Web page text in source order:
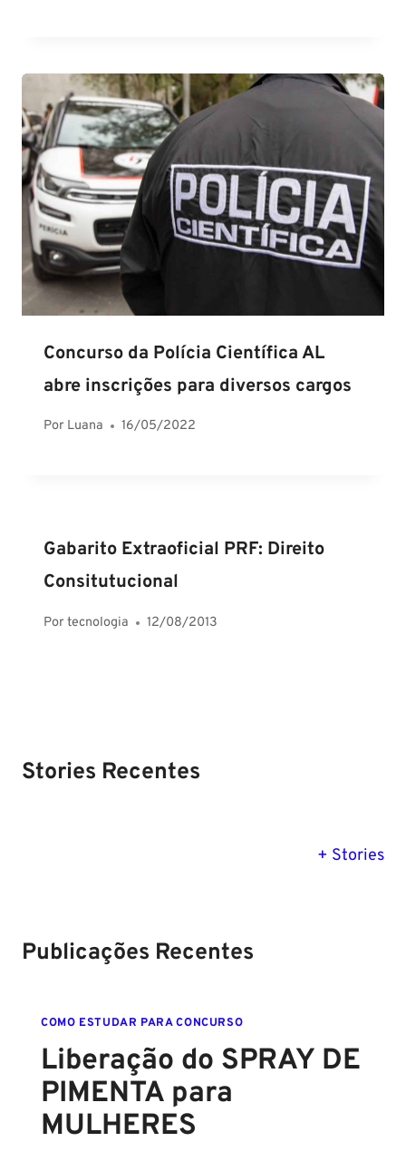
Concurso da Polícia Científica AL
abre inscrições para diversos cargos
Por Luana 16/05/2022
Gabarito Extraoficial PRF: Direito
Consitutucional
Portecnologia 12/08/2013
Stories Recentes
+ Stories
MG:
Publicações Recentes
COMO ESTUDAR PARA CONCURSO
Liberação do SPRAY DE
PIMENTA para
MULHERES